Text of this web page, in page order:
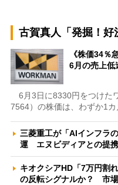
古賀真人「発掘！好
《株価34％
6月の売上
6月3日に8330円をつけた
7564）の株価は、わずか1
三菱重工が「AIインフラ
運 エヌビディアとの提
キオクシアHD「7万円割
の反転シグナルか？ 市